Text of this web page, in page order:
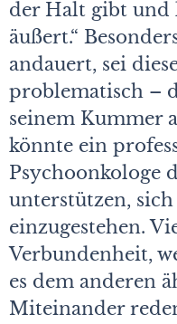
der Halt gibt und
äußert.“
andauert, sei
problematisch –
seinem Kummer
könnte ein
Psychoonkologe
unterstützen,
einzugestehen.
Verbundenheit,
es dem anderen
Miteinander